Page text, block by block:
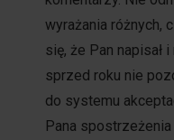
wyrażania różnych,
się, że Pan napisał
sprzed roku nie
do systemu
Pana spostrzeżenia